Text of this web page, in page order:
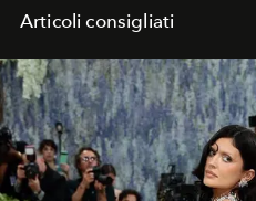
come un fenomeno mondiale.
Articoli consigliati